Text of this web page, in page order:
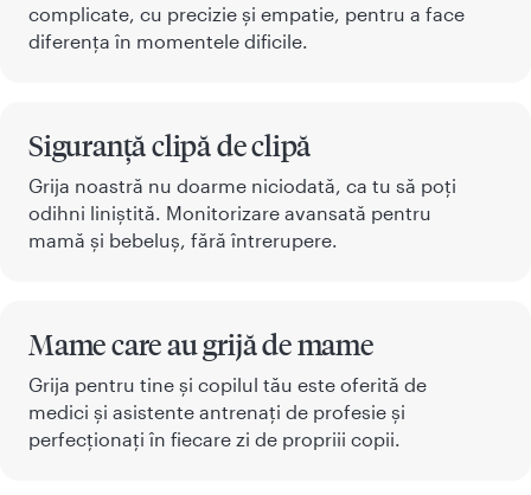
complicate, cu precizie și empatie, pentru a face
diferența în momentele dificile.
Siguranță clipă de clipă
Grija noastră nu doarme niciodată, ca tu să poți
odihni liniștită. Monitorizare avansată pentru
mamă și bebeluș, fără întrerupere.
Mame care au grijă de mame
Grija pentru tine și copilul tău este oferită de
medici și asistente antrenați de profesie și
perfecționați în fiecare zi de propriii copii.